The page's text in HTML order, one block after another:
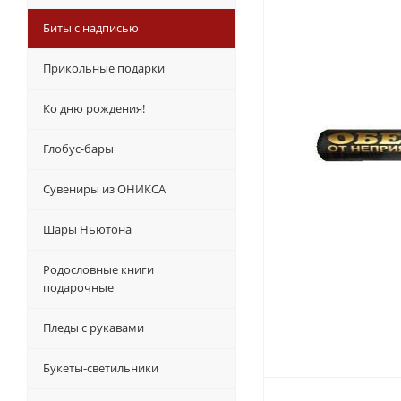
Биты с надписью
Прикольные подарки
Ко дню рождения!
Глобус-бары
Сувениры из ОНИКСА
Шары Ньютона
Родословные книги
подарочные
Пледы с рукавами
Букеты-светильники